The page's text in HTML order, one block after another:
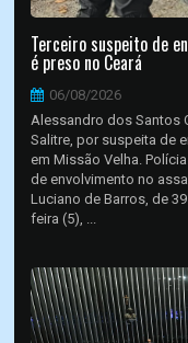
Terceiro suspeito de
é preso no Ceará
06/08/2026
Alessandro dos Santos
Salitre, por suspeita de
em Missão Velha.
de envolvimento no
Luciano de Barros, de
feira (5), ...